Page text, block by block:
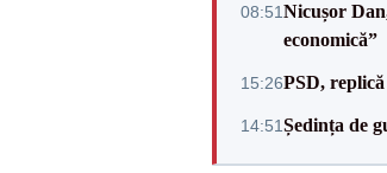
08:51Nicușor
economică”
15:26PSD,
14:51Ședința de